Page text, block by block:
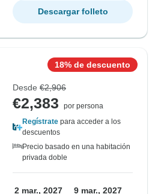
Descargar folleto
18% de descuento
Desde €2,906
€2,383
por persona
Regístrate para acceder a los
descuentos
Precio basado en una habitación
privada doble
2 mar., 2027 9 mar., 2027